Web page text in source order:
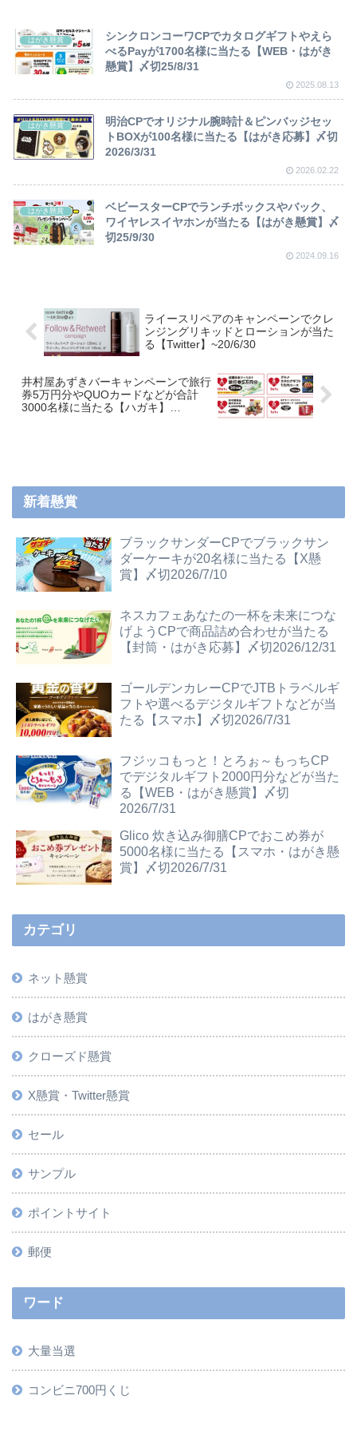
はがき懸賞
シンクロンコーワCPでカタログギフトやえら
べるPayが1700名様に当たる【WEB・はがき
懸賞】〆切25/8/31
2025.08.13
はがき懸賞
明治CPでオリジナル腕時計＆ピンバッジセッ
トBOXが100名様に当たる【はがき応募】〆切
2026/3/31
2026.02.22
はがき懸賞
ベビースターCPでランチボックスやバック、
ワイヤレスイヤホンが当たる【はがき懸賞】〆
切25/9/30
2024.09.16
ライースリペアのキャンペーンでクレ
ンジングリキッドとローションが当た
る【Twitter】~20/6/30
井村屋あずきバーキャンペーンで旅行
券5万円分やQUOカードなどが合計
3000名様に当たる【ハガキ】
新着懸賞
ブラックサンダーCPでブラックサン
ダーケーキが20名様に当たる【X懸
賞】〆切2026/7/10
ネスカフェあなたの一杯を未来につな
げようCPで商品詰め合わせが当たる
【封筒・はがき応募】〆切2026/12/31
ゴールデンカレーCPでJTBトラベルギ
フトや選べるデジタルギフトなどが当
たる【スマホ】〆切2026/7/31
フジッコもっと！とろぉ～もっちCP
でデジタルギフト2000円分などが当た
る【WEB・はがき懸賞】〆切
2026/7/31
Glico 炊き込み御膳CPでおこめ券が
5000名様に当たる【スマホ・はがき懸
賞】〆切2026/7/31
カテゴリ
ネット懸賞
はがき懸賞
クローズド懸賞
X懸賞・Twitter懸賞
セール
サンプル
ポイントサイト
郵便
ワード
大量当選
コンビニ700円くじ